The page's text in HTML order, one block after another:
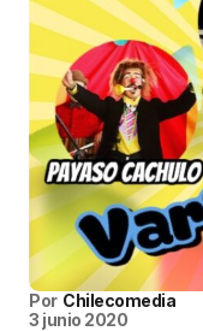
Por Chilecomedia
3 junio 2020